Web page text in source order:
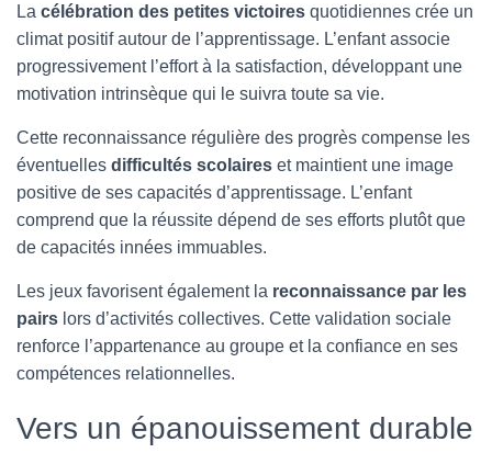
La célébration des petites victoires quotidiennes crée un
climat positif autour de l’apprentissage. L’enfant associe
progressivement l’effort à la satisfaction, développant une
motivation intrinsèque qui le suivra toute sa vie.
Cette reconnaissance régulière des progrès compense les
éventuelles difficultés scolaires et maintient une image
positive de ses capacités d’apprentissage. L’enfant
comprend que la réussite dépend de ses efforts plutôt que
de capacités innées immuables.
Les jeux favorisent également la reconnaissance par les
pairs lors d’activités collectives. Cette validation sociale
renforce l’appartenance au groupe et la confiance en ses
compétences relationnelles.
Vers un épanouissement durable